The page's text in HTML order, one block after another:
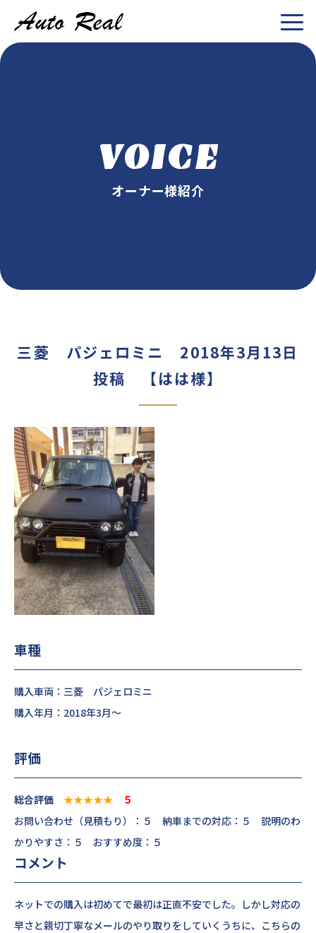
VOICE
オーナー様紹介
三菱 パジェロミニ 2018年3月13日
投稿 【はは様】
車種
購入車両：三菱 パジェロミニ
購入年月：2018年3月～
評価
総合評価 ★★★★★
５
お問い合わせ（見積もり）：５ 納車までの対応：５ 説明のわ
かりやすさ：５ おすすめ度：５
コメント
ネットでの購入は初めてで最初は正直不安でした。しかし対応の
早さと親切丁寧なメールのやり取りをしていくうちに、こちらの